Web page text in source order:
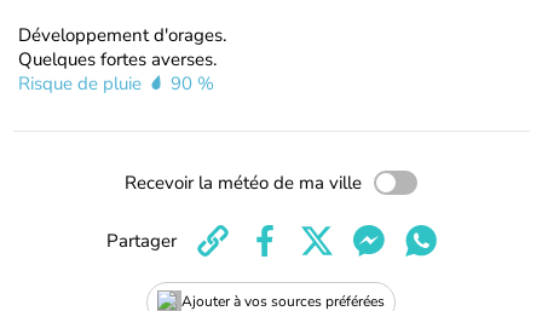
Développement d'orages.
Quelques fortes averses.
Risque de pluie
90 %
Recevoir la météo de ma ville
Ajouter à vos sources préférées
Partager